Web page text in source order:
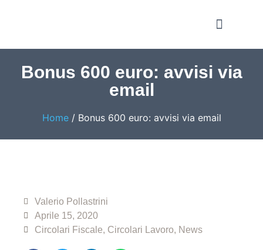
Bonus 600 euro: avvisi via
email
Home/ Bonus 600 euro: avvisi via email
Valerio Pollastrini
Aprile 15, 2020
Circolari Fiscale, Circolari Lavoro, News